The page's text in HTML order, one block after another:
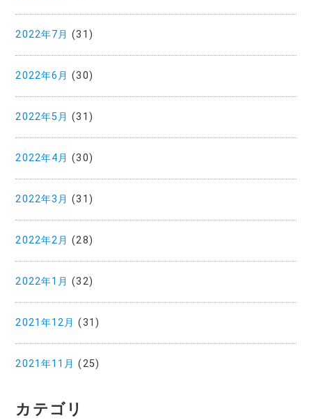
2022年7月 (31)
2022年6月 (30)
2022年5月 (31)
2022年4月 (30)
2022年3月 (31)
2022年2月 (28)
2022年1月 (32)
2021年12月 (31)
2021年11月 (25)
カテゴリ